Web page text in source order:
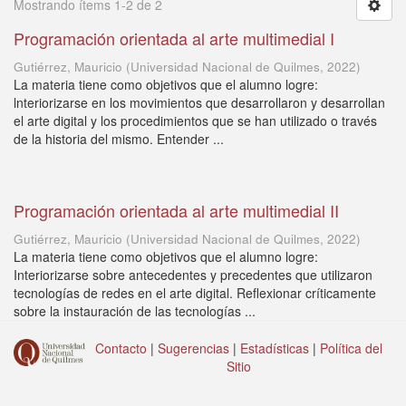
Mostrando ítems 1-2 de 2
Programación orientada al arte multimedial I
Gutiérrez, Mauricio (Universidad Nacional de Quilmes, 2022)
La materia tiene como objetivos que el alumno logre:
lnteriorizarse en los movimientos que desarrollaron y desarrollan
el arte digital y los procedimientos que se han utilizado o través
de la historia del mismo. Entender ...
Programación orientada al arte multimedial II
Gutiérrez, Mauricio (Universidad Nacional de Quilmes, 2022)
La materia tiene como objetivos que el alumno logre:
Interiorizarse sobre antecedentes y precedentes que utilizaron
tecnologías de redes en el arte digital. Reflexionar críticamente
sobre la instauración de las tecnologías ...
Contacto | Sugerencias | Estadísticas | Política del
Sitio